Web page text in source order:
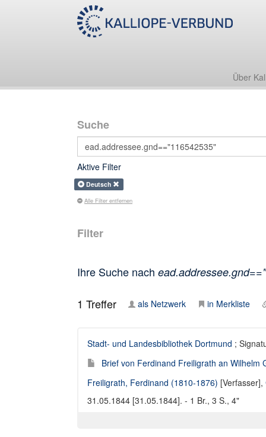
Über
Suche
Aktive Filter
Deutsch
Alle Filter entfernen
Filter
Ihre Suche nach
1 Treffer als Netzwerk in Merkliste
Stadt- und Landesbibliothek Dortmund ;
Brief von Ferdinand Freiligrath an Wilhelm
Freiligrath, Ferdinand (1810-1876) [Verfasser],
31.05.1844 [31.05.1844]. - 1 Br., 3 S., 4"